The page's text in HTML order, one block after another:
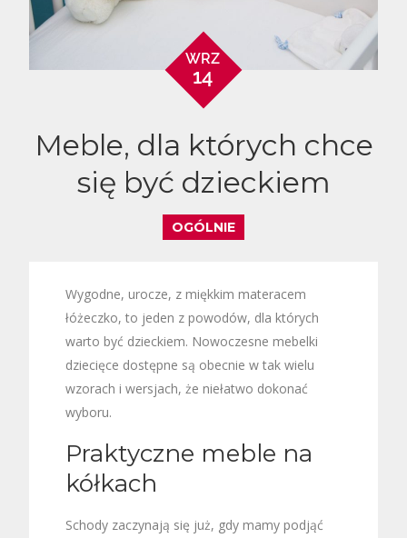
WRZ
14
Meble, dla których chce
się być dzieckiem
OGÓLNIE
Wygodne, urocze, z miękkim materacem
łóżeczko, to jeden z powodów, dla których
warto być dzieckiem. Nowoczesne mebelki
dziecięce dostępne są obecnie w tak wielu
wzorach i wersjach, że niełatwo dokonać
wyboru.
Praktyczne meble na
kółkach
Schody zaczynają się już, gdy mamy podjąć